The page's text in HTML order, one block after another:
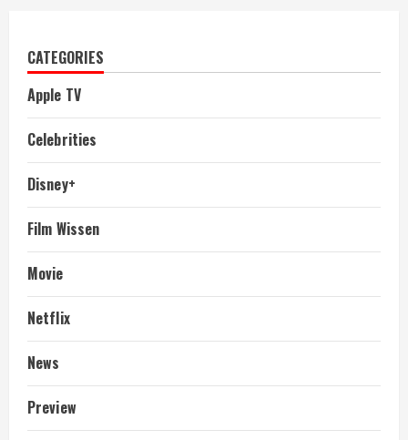
CATEGORIES
Apple TV
Celebrities
Disney+
Film Wissen
Movie
Netflix
News
Preview